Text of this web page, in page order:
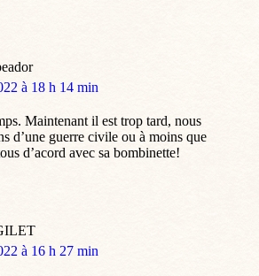
à 18 h 14 min
Maintenant il est trop tard, nous
d’une guerre civile ou à moins que
d’acord avec sa bombinette!
à 16 h 27 min